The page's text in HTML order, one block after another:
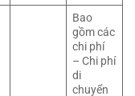
Bao
gồm các
chi phí
– Chi phí
di
chuyển